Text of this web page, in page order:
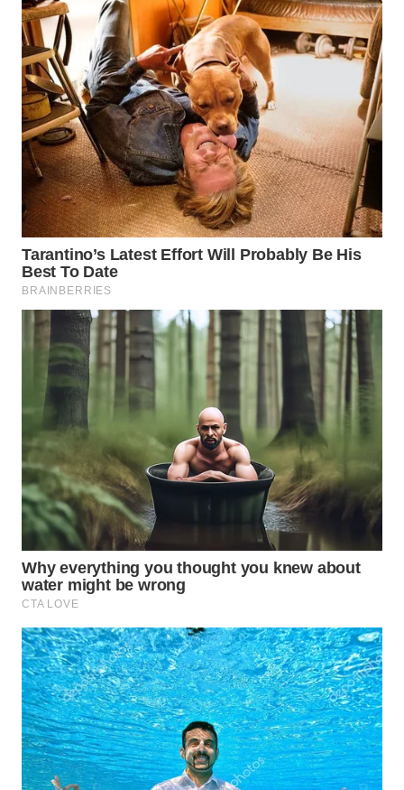
WN
TAPANULI
UTARA
WN
SAMOSIR
WN
PADANG
LAWAS
WN
SUMEDANG
WN
CIANJUR
KEPULAUAN
SERIBU
WN
TANGERANG
WN
BINJAI
WN
CIREBON
WN
INDRAMAYU
WN
KUNINGAN